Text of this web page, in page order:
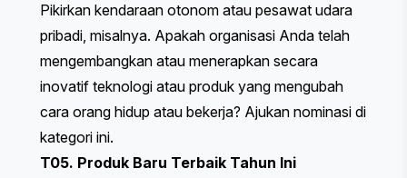
Pikirkan kendaraan otonom atau pesawat udara
pribadi, misalnya. Apakah organisasi Anda telah
mengembangkan atau menerapkan secara
inovatif teknologi atau produk yang mengubah
cara orang hidup atau bekerja? Ajukan nominasi di
kategori ini.
T05. Produk Baru Terbaik Tahun Ini